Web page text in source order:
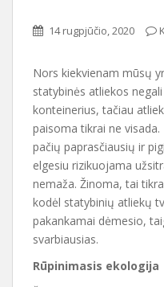
14 rugpjūčio, 2020
Nors kiekvienam mūsų
statybinės atliekos
konteinerius, tačiau
paisoma tikrai ne
pačių paprasčiausių ir
elgesiu rizikuojama
nemaža. Žinoma, tai
kodėl statybinių atliekų
pakankamai dėmesio,
svarbiausias.
Rūpinimasis ekologija